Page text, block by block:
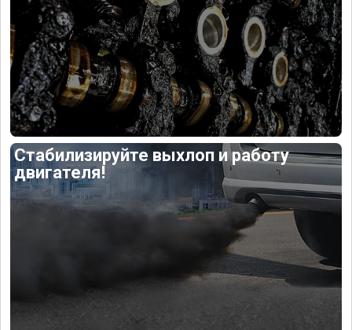
Стабилизируйте выхлоп и работу
двигателя!